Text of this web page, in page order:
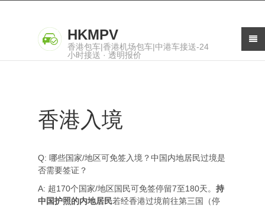
HKMPV
香港包车|香港机场包车|中港车接送-24
小时接送 · 透明报价
香港入境
Q: 哪些国家/地区可免签入境？中国内地居民过境是
否需要签证？
A: 超170个国家/地区国民可免签停留7至180天。 持
中国护照的内地居民若经香港过境前往第三国（停